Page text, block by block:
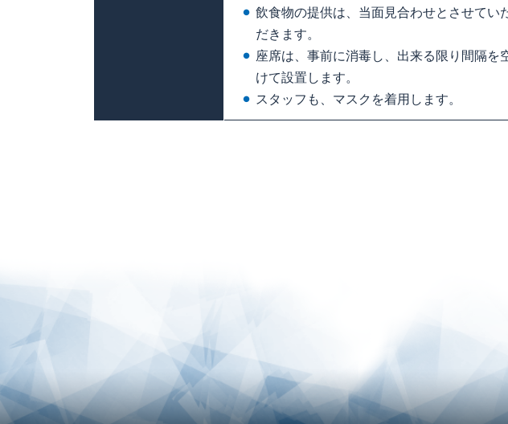
飲食物の提供は、当面見合わせとさせてい
だきます。
座席は、事前に消毒し、出来る限り間隔を
けて設置します。
スタッフも、マスクを着用します。